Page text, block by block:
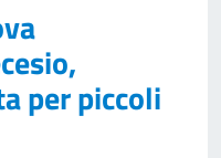
per piccoli